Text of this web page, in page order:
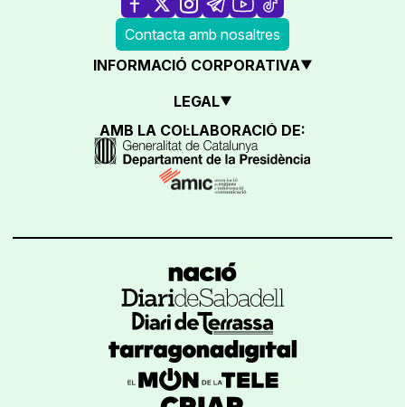
Contacta amb nosaltres
INFORMACIÓ CORPORATIVA
LEGAL
AMB LA COL·LABORACIÓ DE: